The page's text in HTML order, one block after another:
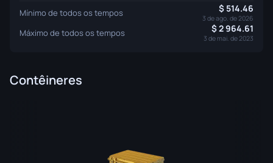
Mínimo de todos os tempos 514.46
3 de ago. de 2026
Máximo de todos os tempos 2 964.61
3 de mai. de 2023
Contêineres